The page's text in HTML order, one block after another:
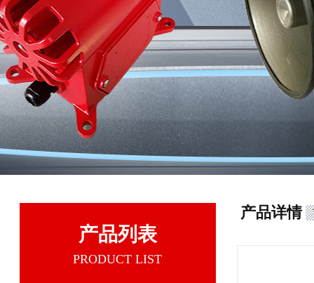
产品列表
PRODUCT LIST
产品详情